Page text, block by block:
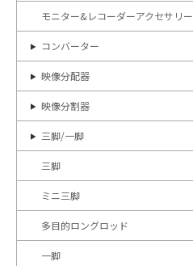
モニター&レコーダーアクセサリー
コンバーター
映像分配器
映像分割器
三脚/一脚
三脚
ミニ三脚
多目的ロングロッド
一脚